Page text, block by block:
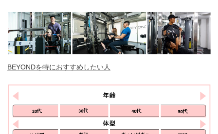
BEYONDを特におすすめしたい人